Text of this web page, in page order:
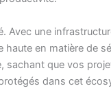
Avec une
haute en matière de
sachant que vos
dans cet